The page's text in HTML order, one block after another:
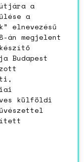
a
a
elnevezésű
án megjelent
Budapest
külföldi